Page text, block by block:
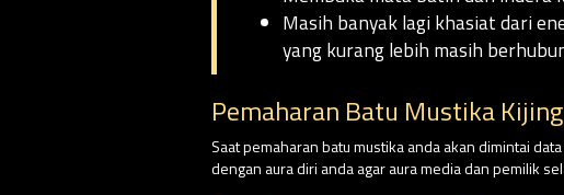
Masih banyak lagi khasiat dari
yang kurang lebih masih
Pemaharan Batu Mustika
Saat pemaharan batu mustika anda akan dimintai
dengan aura diri anda agar aura media dan pemilik